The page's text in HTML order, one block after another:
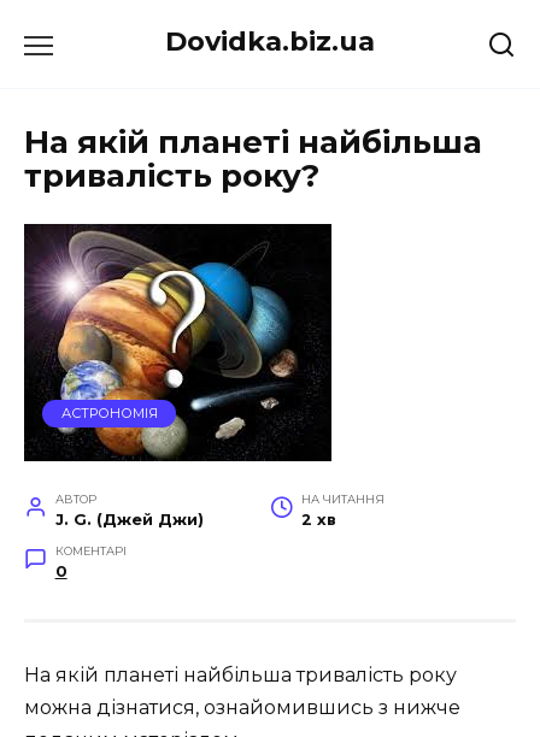
до
Dovidka.biz.ua
На якій планеті найбільша
тривалість року?
АСТРОНОМІЯ
АВТОР
J. G. (Джей Джи)
НА ЧИТАННЯ
2 хв
КОМЕНТАРІ
0
На якій планеті найбільша тривалість року
можна дізнатися, ознайомившись з нижче